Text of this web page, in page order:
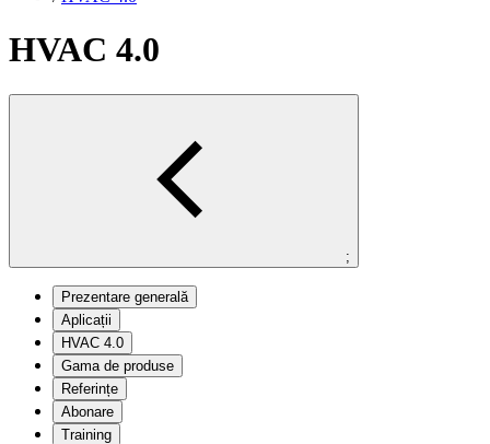
HVAC 4.0
;
Prezentare generală
Aplicații
HVAC 4.0
Gama de produse
Referințe
Abonare
Training